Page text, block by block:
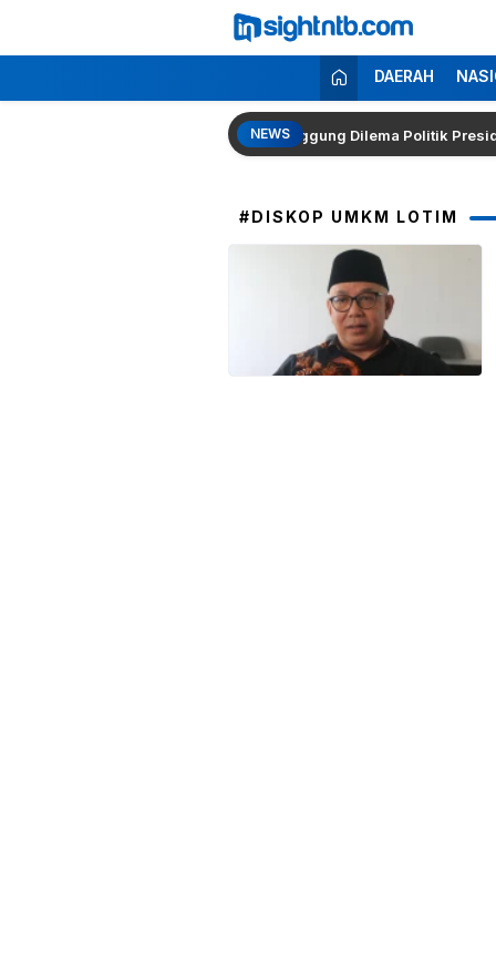
konten
Berita Seputar NTB DAERAH
NEWS
Kembali Menguat, Pakar Singgung Dilema Politik Presiden
#DISKOP UMKM LOTIM